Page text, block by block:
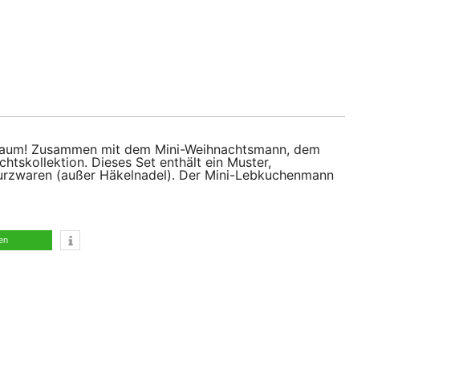
Zusammen mit dem Mini-Weihnachtsmann, dem
Dieses Set enthält ein Muster,
(außer Häkelnadel). Der Mini-Lebkuchenmann